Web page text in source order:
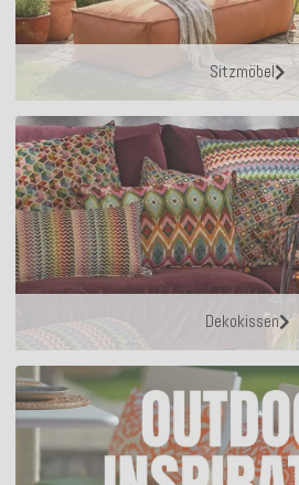
Sitzmöbel
Dekokissen